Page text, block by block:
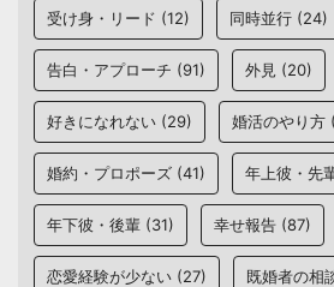
受け身・リード (12) 同時並行 (24)
告白・アプローチ (91) 外見 (20)
好きになれない (29) 婚活のやり方
婚約・プロポーズ (41) 年上彼・先
年下彼・後輩 (31) 幸せ報告 (87)
恋愛経験が少ない (27) 既婚者の相